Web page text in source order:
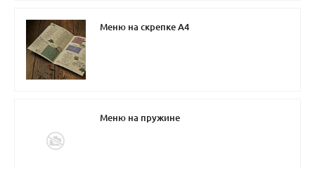
Меню на скрепке А4
Меню на пружине